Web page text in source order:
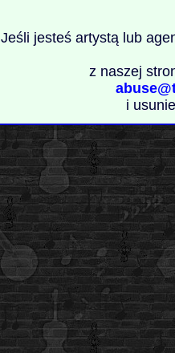
Jeśli jesteś artystą lub
z naszej
i